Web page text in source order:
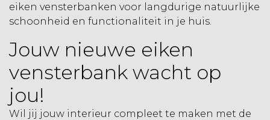
eiken vensterbanken voor langdurige natuurlijke
schoonheid en functionaliteit in je huis.
Jouw nieuwe eiken
vensterbank wacht op
jou!
Wil jij jouw interieur compleet te maken met de